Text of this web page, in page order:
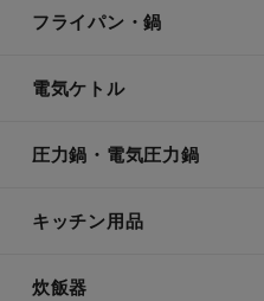
フライパン・鍋
電気ケトル
圧力鍋・電気圧力鍋
キッチン用品
炊飯器